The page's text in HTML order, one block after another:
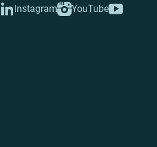
Instagram YouTube